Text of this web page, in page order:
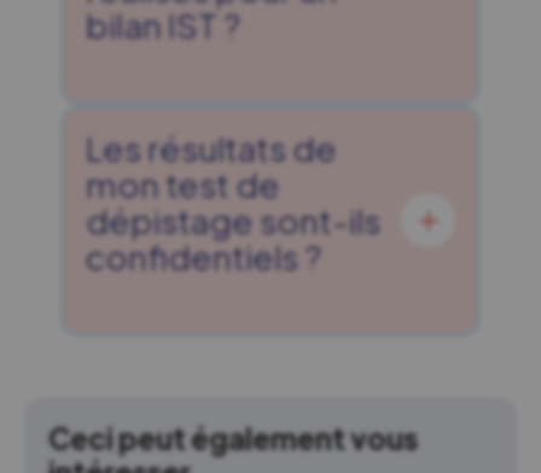
bilan IST ?
Les résultats de
mon test de
dépistage sont-ils
confidentiels ?
Ceci peut également vous